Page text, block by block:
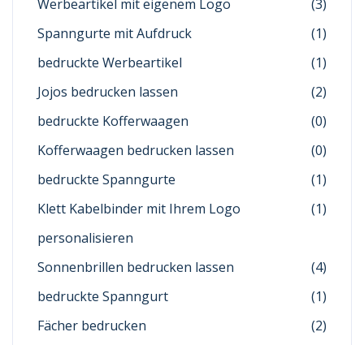
Werbeartikel mit eigenem Logo
(3)
Spanngurte mit Aufdruck
(1)
bedruckte Werbeartikel
(1)
Jojos bedrucken lassen
(2)
bedruckte Kofferwaagen
(0)
Kofferwaagen bedrucken lassen
(0)
bedruckte Spanngurte
(1)
Klett Kabelbinder mit Ihrem Logo
personalisieren
(1)
Sonnenbrillen bedrucken lassen
(4)
bedruckte Spanngurt
(1)
Fächer bedrucken
(2)